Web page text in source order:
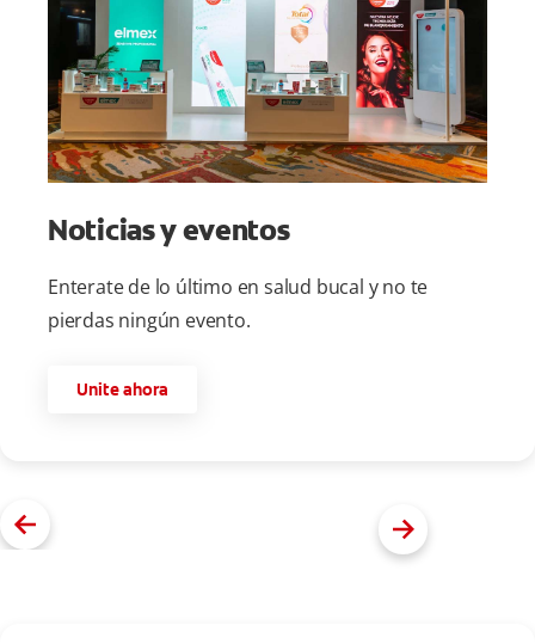
Noticias y eventos
Enterate de lo último en salud bucal y no te
pierdas ningún evento.
Unite ahora